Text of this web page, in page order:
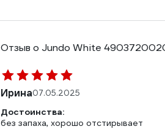
Отзыв о Jundo White
Ирина07.05.2025
Достоинства:
без запаха, хорошо отстирывает